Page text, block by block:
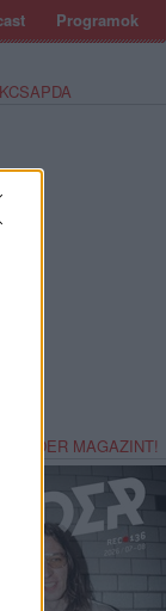
Programok
MAGAZINT!